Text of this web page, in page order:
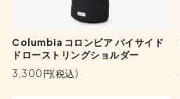
Columbia コロンビア バイサイド
ドローストリングショルダー
3,300円(税込)